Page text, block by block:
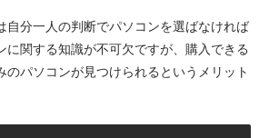
自分一人の判断でパソコンを選ばなければ
に関する知識が不可欠ですが、購入できる
のパソコンが見つけられるというメリット